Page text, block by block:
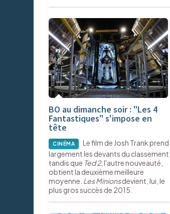
BO au dimanche soir : "Les 4
Fantastiques" s'impose en
tête
CINÉMA
Le film de Josh Trank prend
largement les devants du classement
tandis que Ted 2, l'autre nouveauté,
obtient la deuxième meilleure
moyenne. Les Minionsdevient, lui, le
plus gros succès de 2015.